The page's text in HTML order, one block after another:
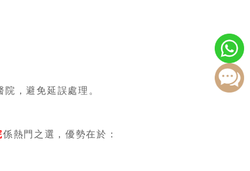
，避免延誤處理。
係熱門之選，優勢在於：